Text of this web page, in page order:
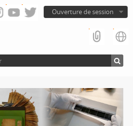
Ouverture de session